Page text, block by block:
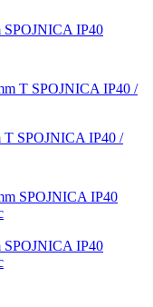
IP40
SPOJNICA IP40 /
IP40